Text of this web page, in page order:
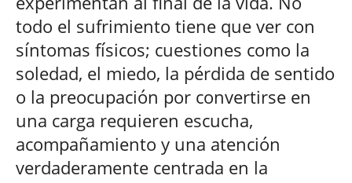
todo el sufrimiento tiene que ver con
síntomas físicos; cuestiones como la
soledad, el miedo, la pérdida de sentido
o la preocupación por convertirse en
una carga requieren escucha,
acompañamiento y una atención
verdaderamente centrada en la